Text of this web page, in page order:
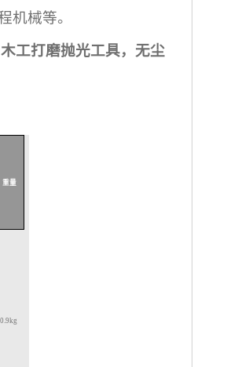
机械等。
工打磨抛光工具，无尘
重量
0.9kg